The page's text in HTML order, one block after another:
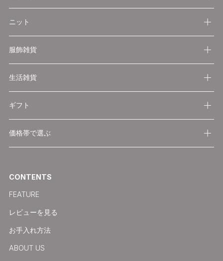
ニット
服飾雑貨
生活雑貨
ギフト
価格帯で選ぶ
CONTENTS
FEATURE
レビューを見る
お手入れ方法
ABOUT US